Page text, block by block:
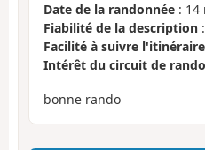
Date de la randonnée : 14
Fiabilité de la description
Facilité à suivre l'itinéraire
Intérêt du circuit de
bonne rando